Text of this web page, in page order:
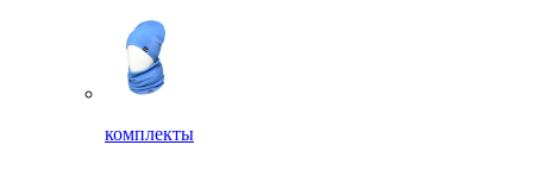
комплекты